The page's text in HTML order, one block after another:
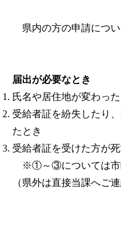
県内の方の申請につ
届出が必要なとき
氏名や居住地が変わった
受給者証を紛失したり
たとき
受給者証を受けた方が
※①～③については市
（県外は直接当課へご